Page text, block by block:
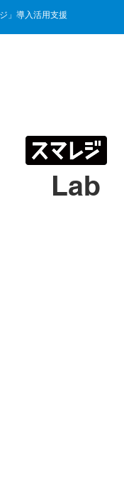
」導入活用支援
Lab